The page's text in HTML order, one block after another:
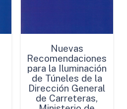
Nuevas
Recomendaciones
para la Iluminación
de Túneles de la
Dirección General
de Carreteras,